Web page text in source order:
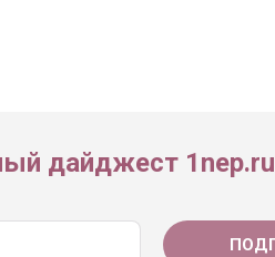
дайджест 1nep.ru